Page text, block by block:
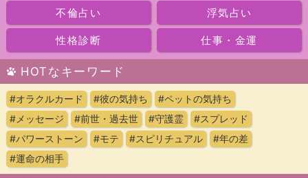
不倫占い 浮気占い
性格診断 仕事・金運
HOTなキーワード
#オラクルカード #彼の気持ち
#ペットの気持ち
#メッセージ
#前世・過去世 #守護霊
#スプレッド
#パワーストーン
#モテ #スピリチュアル
#年の差
#運命の相手